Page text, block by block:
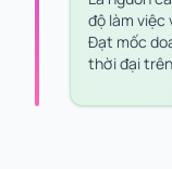
độ làm việc
Đạt mốc
thời đại